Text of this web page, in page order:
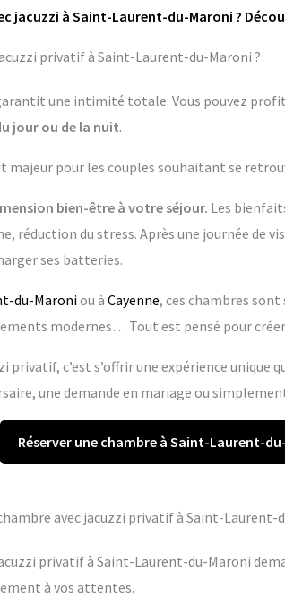
jacuzzi à Saint-Laurent-du-Maroni ?
privatif à Saint-Laurent-du-Maroni ?
une intimité totale. Vous pouvez
jour ou de la nuit.
pour les couples souhaitant se
bien-être à votre séjour. Les
réduction du stress. Après une journée de
ses batteries.
du-Maroniou à Cayenne, ces chambres
modernes… Tout est pensé pour
c’est s’offrir une expérience unique
une demande en mariage ou
Réserver une chambre à Saint-Laurent-
avec jacuzzi privatif à Saint-Laurent-
privatif à Saint-Laurent-du-Maroni
à vos attentes.